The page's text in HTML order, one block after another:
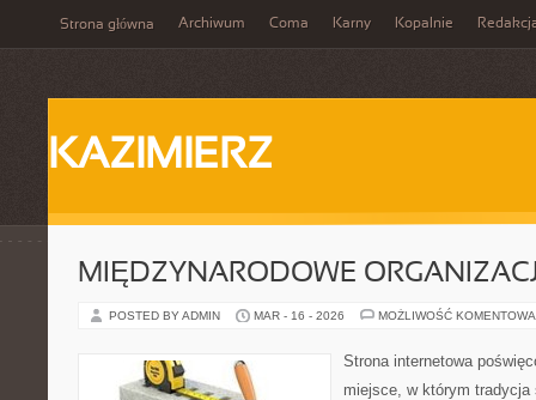
Strona główna Archiwum Coma Karny Kopalnie
KAZIMIERZ
MIĘDZYNARODOWE
POSTED BY ADMIN MAR - 16 - 2026 MOŻLIWOŚĆ
Strona internetowa
miejsce, w którym